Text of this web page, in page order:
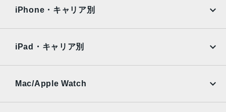
12MPカメラƒ/1.9絞り値
TrueDepthカメラによる顔認識の有効化
Surface
Xiaomi Tablet
Ymobile
UQmobile
iPhone・キャリア別
Ymobile
UQmobile
iPad・キャリア別
Mac/Apple Watch